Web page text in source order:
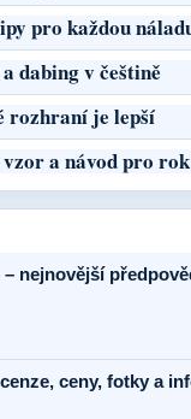
pro každou
dabing v češtině
rozhraní je lepší
a návod pro
nejnovější
ceny, fotky a